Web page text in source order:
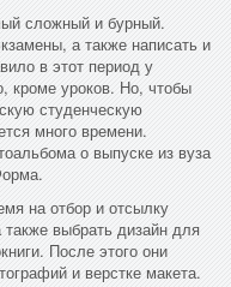
сложный и бурный.
а также написать и
в этот период у
кроме уроков. Но, чтобы
студенческую
много времени.
о выпуске из вуза
на отбор и отсылку
выбрать дизайн для
После этого они
и верстке макета.